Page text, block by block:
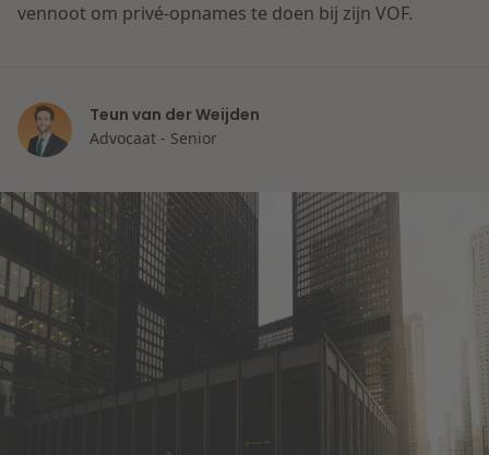
Overheid & Omgeving
Litigation
Onderwijs
Dichtbij de wendbare onderneming
Lees meer
vennoot om privé-opnames te doen bij zijn VOF.
Teun van der Weijden
Advocaat - Senior